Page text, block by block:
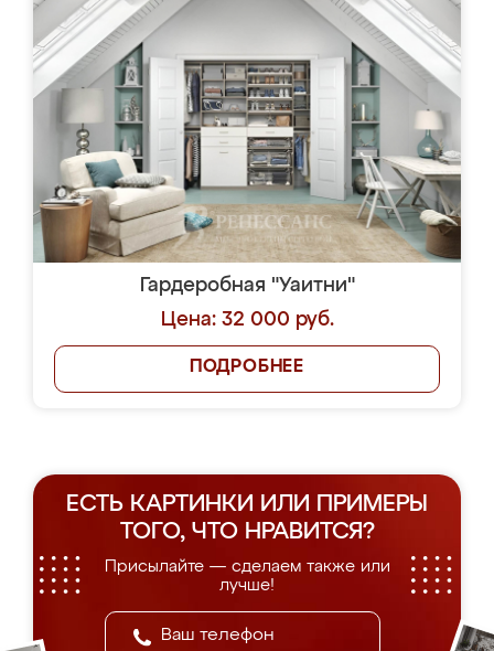
Гардеробная "Уаитни"
Цена: 32 000 руб.
ПОДРОБНЕЕ
ЕСТЬ КАРТИНКИ ИЛИ ПРИМЕРЫ
ТОГО, ЧТО НРАВИТСЯ?
Присылайте — сделаем также или
лучше!